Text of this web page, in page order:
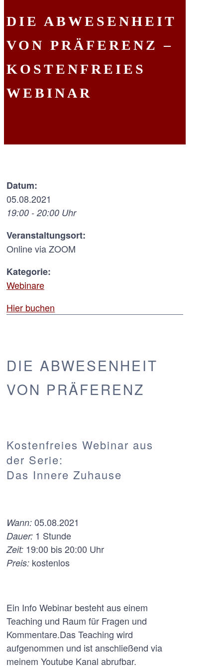
DIE ABWESENHEIT
VON PRÄFERENZ –
KOSTENFREIES
WEBINAR
Datum:
05.08.2021
19:00 - 20:00 Uhr
Veranstaltungsort:
Online via ZOOM
Kategorie:
Webinare
Hier buchen
DIE ABWESENHEIT
VON PRÄFERENZ
Kostenfreies Webinar aus
der Serie:
Das Innere Zuhause
Wann: 05.08.2021
Dauer: 1 Stunde
Zeit: 19:00 bis 20:00 Uhr
Preis: kostenlos
Ein Info Webinar besteht aus einem
Teaching und Raum für Fragen und
Kommentare.Das Teaching wird
aufgenommen und ist anschließend via
meinem Youtube Kanal abrufbar.